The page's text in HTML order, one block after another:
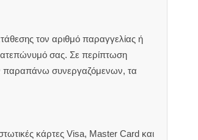
τον αριθμό παραγγελίας ή
σας. Σε περίπτωση
παραπάνω συνεργαζόμενων, τα
κάρτες Visa, Master Card και